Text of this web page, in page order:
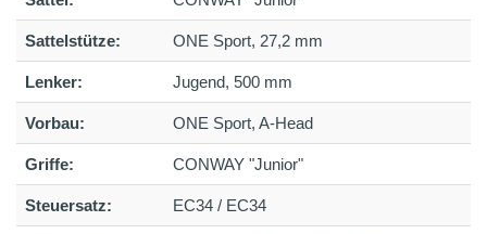
Sattelstütze: ONE Sport, 27,2 mm
Lenker: Jugend, 500 mm
Vorbau: ONE Sport, A-Head
Griffe: CONWAY "Junior"
Steuersatz: EC34 / EC34